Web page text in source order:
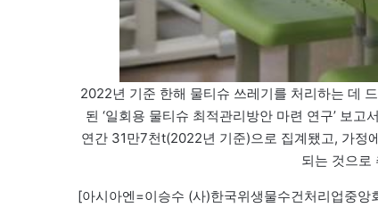
2022년 기준 한해 물티슈 쓰레기를 처리하는 데
된 ‘일회용 물티슈 최적관리방안 마련 연구’ 보
연간 31만7천t(2022년 기준)으로 집계됐고, 가정
되는 것으로
[아시아엔=이승수 (사)한국위생물수건처리업중